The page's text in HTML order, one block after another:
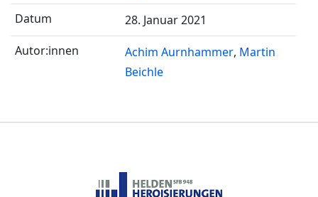
28. Januar 2021
Achim Aurnhammer Martin
Beichle